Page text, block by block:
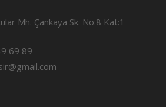
Mh. Çankaya Sk. No:8 Kat:1
69 89 - -